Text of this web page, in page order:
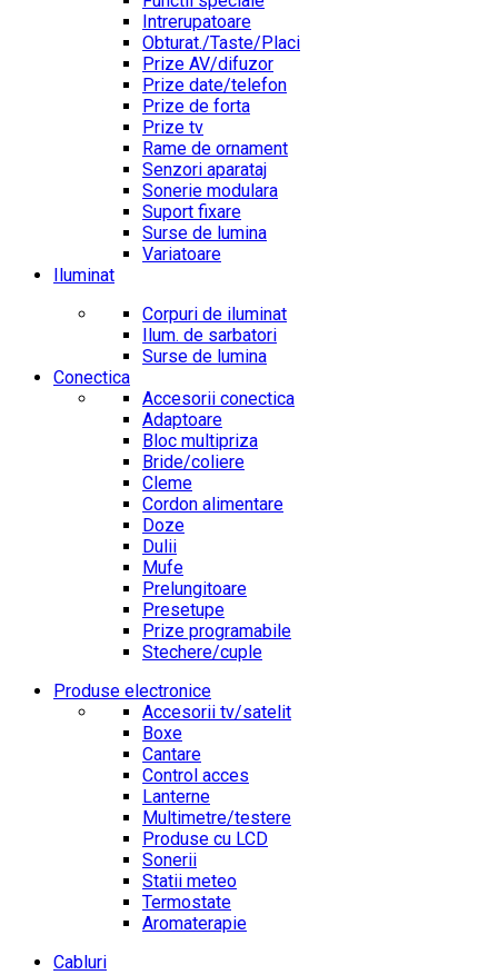
Intrerupatoare
Obturat./Taste/Placi
Prize AV/difuzor
Prize date/telefon
Prize de forta
Prize tv
Rame de ornament
Senzori aparataj
Sonerie modulara
Suport fixare
Surse de lumina
Variatoare
Iluminat
Corpuri de iluminat
Ilum. de sarbatori
Surse de lumina
Conectica
Accesorii conectica
Adaptoare
Bloc multipriza
Bride/coliere
Cleme
Cordon alimentare
Doze
Dulii
Mufe
Prelungitoare
Presetupe
Prize programabile
Stechere/cuple
Produse electronice
Accesorii tv/satelit
Boxe
Cantare
Control acces
Lanterne
Multimetre/testere
Produse cu LCD
Sonerii
Statii meteo
Termostate
Aromaterapie
Cabluri